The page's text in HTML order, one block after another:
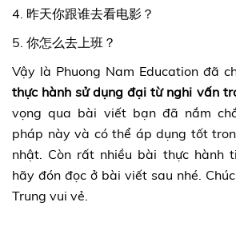
4. 昨天你跟谁去看电影？
5. 你怎么去上班？
Vậy là Phuong Nam Education đã
thực hành sử dụng đại từ nghi vấn
vọng qua bài viết bạn đã nắm
pháp này và có thể áp dụng tốt
nhật. Còn rất nhiều bài thực hành
hãy đón đọc ở bài viết sau nhé.
Trung vui vẻ.